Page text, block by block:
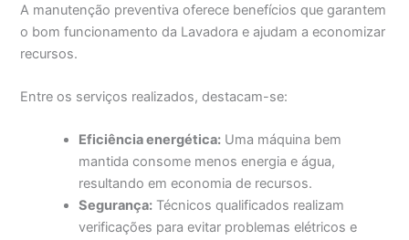
A manutenção preventiva oferece benefícios que garantem
o bom funcionamento da Lavadora e ajudam a economizar
recursos.
Entre os serviços realizados, destacam-se:
Eficiência energética: Uma máquina bem
mantida consome menos energia e água,
resultando em economia de recursos.
Segurança: Técnicos qualificados realizam
verificações para evitar problemas elétricos e